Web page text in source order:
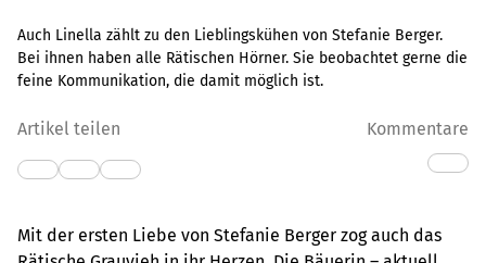
Auch Linella zählt zu den Lieblingskühen von Stefanie Berger.
Bei ihnen haben alle Rätischen Hörner. Sie beobachtet gerne die
feine Kommunikation, die damit möglich ist.
Artikel teilen Kommentare
Mit der ersten Liebe von Stefanie Berger zog auch das